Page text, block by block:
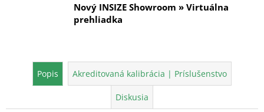
Nový INSIZE Showroom » Virtuálna
prehliadka
Popis Akreditovaná kalibrácia | Príslušenstvo
Diskusia